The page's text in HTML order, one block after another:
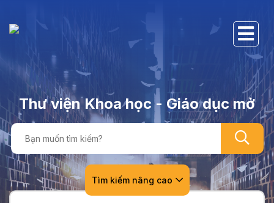
Thư viện Khoa học - Giáo dục mở
Tìm kiếm nâng cao